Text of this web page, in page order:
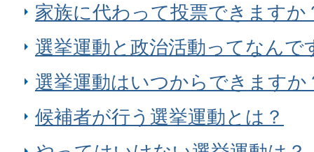
家族に代わって投票できますか
選挙運動と政治活動ってなんで
選挙運動はいつからできますか
候補者が行う選挙運動とは？